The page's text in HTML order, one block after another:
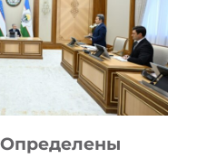
Определены